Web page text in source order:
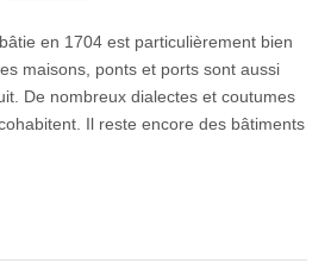
en 1704 est particulièrement bien
maisons, ponts et ports sont aussi
De nombreux dialectes et coutumes
Il reste encore des bâtiments